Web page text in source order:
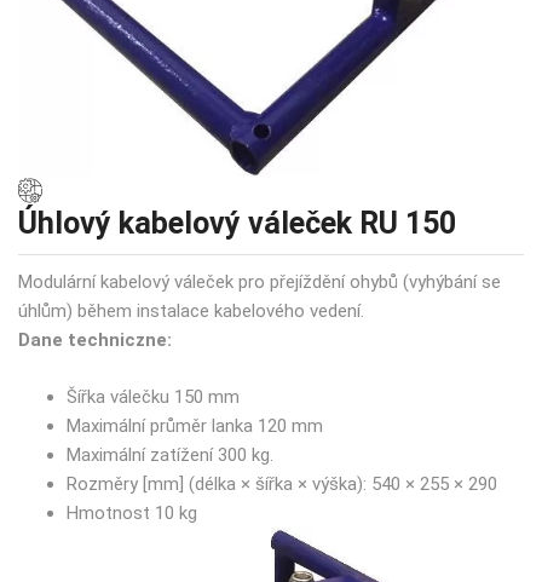
Úhlový kabelový váleček RU 150
Modulární kabelový váleček pro přejíždění ohybů (vyhýbání se
úhlům) během instalace kabelového vedení.
Dane techniczne:
Šířka válečku 150 mm
Maximální průměr lanka 120 mm
Maximální zatížení 300 kg.
Rozměry [mm] (délka × šířka × výška): 540 × 255 × 290
Hmotnost 10 kg